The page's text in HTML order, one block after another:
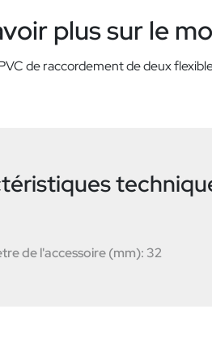
plus sur le
de raccordement de deux
de l'accessoire (mm): 32